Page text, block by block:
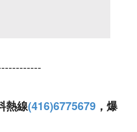
熱線(416)6775679 ，爆